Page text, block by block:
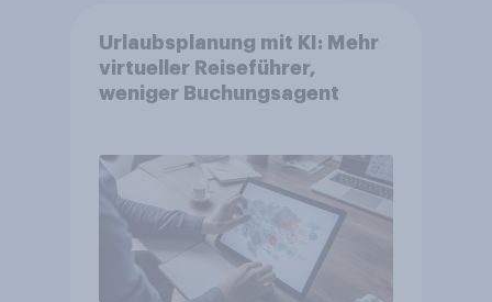
Urlaubsplanung mit KI: Mehr
virtueller Reiseführer,
weniger Buchungsagent